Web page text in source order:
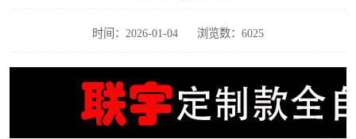
时间：2026-01-04 浏览数：6025